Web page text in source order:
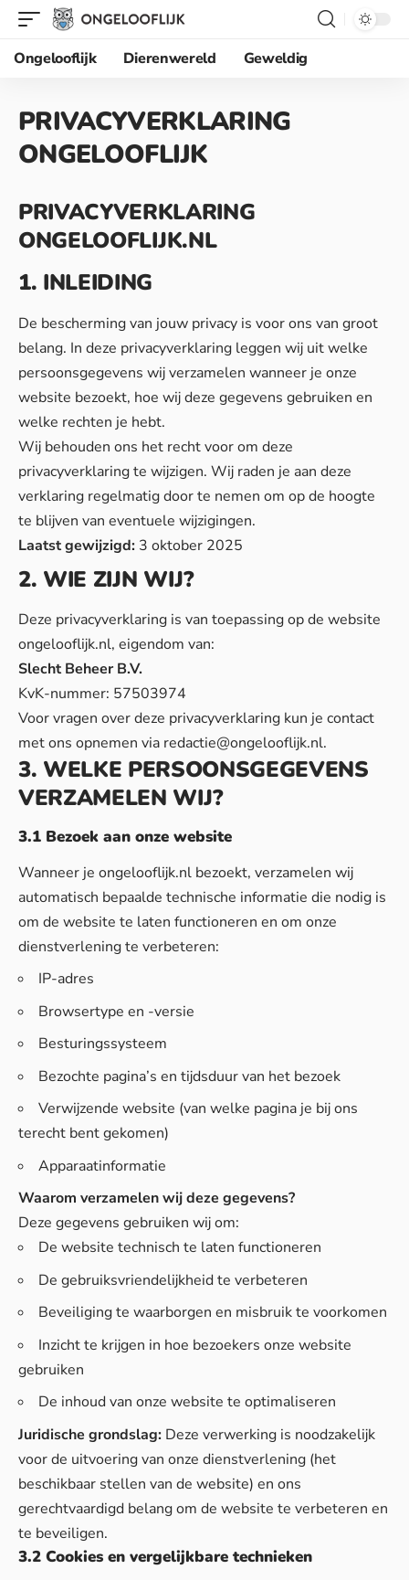
Ongelooflijk Dierenwereld Geweldig
PRIVACYVERKLARING
ONGELOOFLIJK
PRIVACYVERKLARING
ONGELOOFLIJK.NL
1. INLEIDING
De bescherming van jouw privacy is voor ons van groot
belang. In deze privacyverklaring leggen wij uit welke
persoonsgegevens wij verzamelen wanneer je onze
website bezoekt, hoe wij deze gegevens gebruiken en
welke rechten je hebt.
Wij behouden ons het recht voor om deze
privacyverklaring te wijzigen. Wij raden je aan deze
verklaring regelmatig door te nemen om op de hoogte
te blijven van eventuele wijzigingen.
Laatst gewijzigd: 3 oktober 2025
2. WIE ZIJN WIJ?
Deze privacyverklaring is van toepassing op de website
ongelooflijk.nl, eigendom van:
Slecht Beheer B.V.
KvK-nummer: 57503974
Voor vragen over deze privacyverklaring kun je contact
met ons opnemen via redactie@ongelooflijk.nl.
3. WELKE PERSOONSGEGEVENS
VERZAMELEN WIJ?
3.1 Bezoek aan onze website
Wanneer je ongelooflijk.nl bezoekt, verzamelen wij
automatisch bepaalde technische informatie die nodig is
om de website te laten functioneren en om onze
dienstverlening te verbeteren:
IP-adres
Browsertype en -versie
Besturingssysteem
Bezochte pagina’s en tijdsduur van het bezoek
Verwijzende website (van welke pagina je bij ons
terecht bent gekomen)
Apparaatinformatie
Waarom verzamelen wij deze gegevens?
Deze gegevens gebruiken wij om:
De website technisch te laten functioneren
De gebruiksvriendelijkheid te verbeteren
Beveiliging te waarborgen en misbruik te voorkomen
Inzicht te krijgen in hoe bezoekers onze website
gebruiken
De inhoud van onze website te optimaliseren
Juridische grondslag: Deze verwerking is noodzakelijk
voor de uitvoering van onze dienstverlening (het
beschikbaar stellen van de website) en ons
gerechtvaardigd belang om de website te verbeteren en
te beveiligen.
3.2 Cookies en vergelijkbare technieken